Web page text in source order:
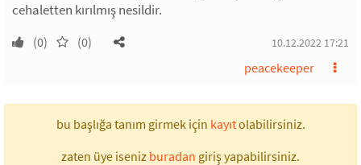
cehaletten kırılmış nesildir.
(0) (0) 10.12.2022 17:21
peacekeeper
bu başlığa tanım girmek için kayıtolabilirsiniz.
zaten üye iseniz buradan giriş yapabilirsiniz.